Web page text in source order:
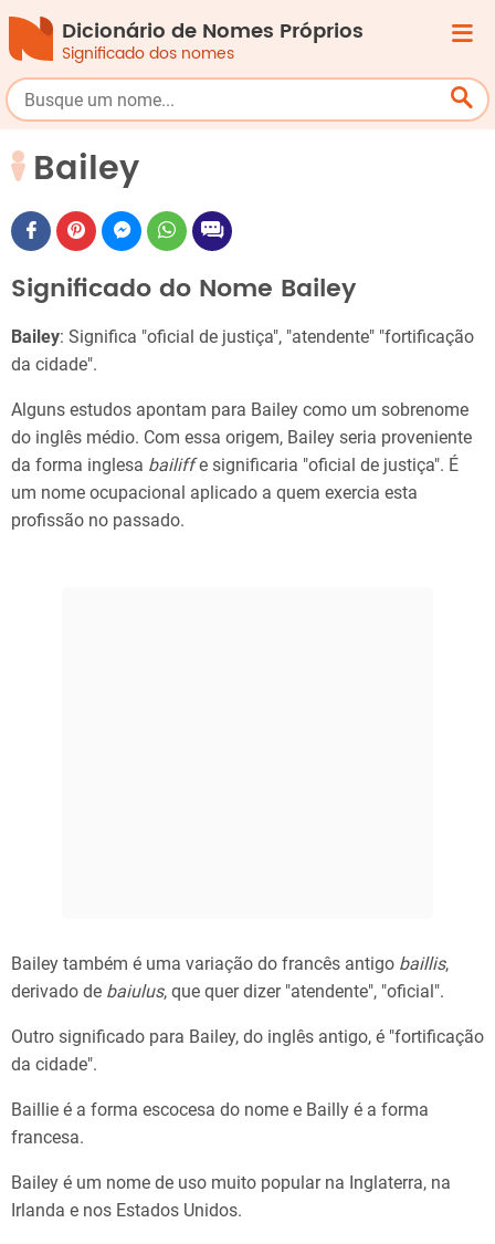
Dicionário de Nomes Próprios
Significado dos nomes
Bailey
Significado do Nome Bailey
Bailey: Significa "oficial de justiça", "atendente" "fortificação
da cidade".
Alguns estudos apontam para Bailey como um sobrenome
do inglês médio. Com essa origem, Bailey seria proveniente
da forma inglesa bailiffe significaria "oficial de justiça". É
um nome ocupacional aplicado a quem exercia esta
profissão no passado.
Bailey também é uma variação do francês antigo baillis,
derivado de baiulus, que quer dizer "atendente", "oficial".
Outro significado para Bailey, do inglês antigo, é "fortificação
da cidade".
Baillie é a forma escocesa do nome e Bailly é a forma
francesa.
Bailey é um nome de uso muito popular na Inglaterra, na
Irlanda e nos Estados Unidos.